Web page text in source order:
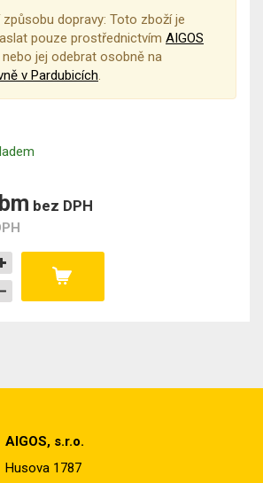
způsobu dopravy: Toto zboží je
pouze prostřednictvím AIGOS
nebo jej odebrat osobně na
v Pardubicích.
bez DPH
AIGOS, s.r.o.
Husova 1787